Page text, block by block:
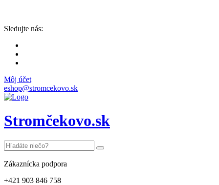
Sledujte nás:
Môj účet
eshop@stromcekovo.sk
Stromčekovo.sk
Zákaznícka podpora
+421 903 846 758